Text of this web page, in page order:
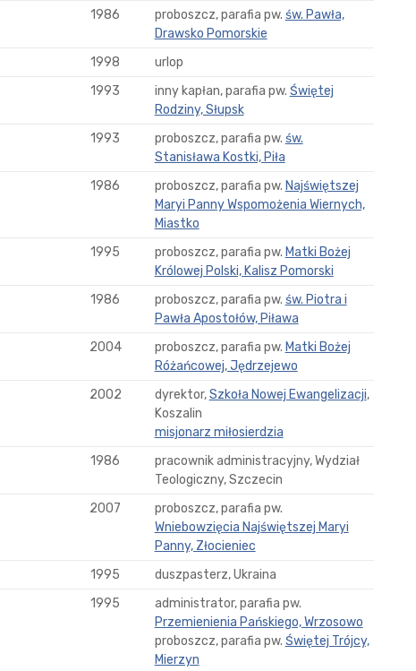
1986 proboszcz, parafia pw. św. Pawła,
Drawsko Pomorskie
1998
urlop
1993 inny kapłan, parafia pw. Świętej
Rodziny, Słupsk
1993 proboszcz, parafia pw. św.
Stanisława Kostki, Piła
1986 proboszcz, parafia pw. Najświętszej
Maryi Panny Wspomożenia Wiernych,
Miastko
1995 proboszcz, parafia pw. Matki Bożej
Królowej Polski, Kalisz Pomorski
1986 proboszcz, parafia pw. św. Piotra i
Pawła Apostołów, Piława
2004 proboszcz, parafia pw. Matki Bożej
Różańcowej, Jędrzejewo
2002 dyrektor,Szkoła Nowej Ewangelizacji,
Koszalin
misjonarz miłosierdzia
1986
pracownik administracyjny, Wydział
Teologiczny, Szczecin
2007
proboszcz, parafia pw.
Wniebowzięcia Najświętszej Maryi
Panny, Złocieniec
1995
duszpasterz, Ukraina
1995
administrator, parafia pw.
Przemienienia Pańskiego, Wrzosowo
proboszcz, parafia pw. Świętej Trójcy,
Mierzyn